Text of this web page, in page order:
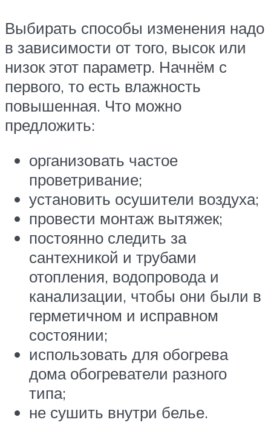
Выбирать способы изменения надо
в зависимости от того, высок или
низок этот параметр. Начнём с
первого, то есть влажность
повышенная. Что можно
предложить:
организовать частое
проветривание;
установить осушители воздуха;
провести монтаж вытяжек;
постоянно следить за
сантехникой и трубами
отопления, водопровода и
канализации, чтобы они были в
герметичном и исправном
состоянии;
использовать для обогрева
дома обогреватели разного
типа;
не сушить внутри белье.